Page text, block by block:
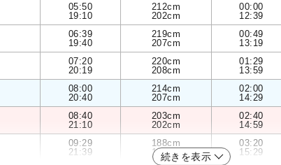
05:50
19:10
212cm
202cm
00:00
12:39
06:39
19:40
219cm
207cm
00:49
13:19
07:20
20:19
220cm
208cm
01:29
13:59
08:00
20:40
214cm
207cm
02:00
14:29
08:40
21:10
203cm
202cm
02:40
14:59
09:29
21:39
188cm
196cm
03:20
15:29
続きを表示